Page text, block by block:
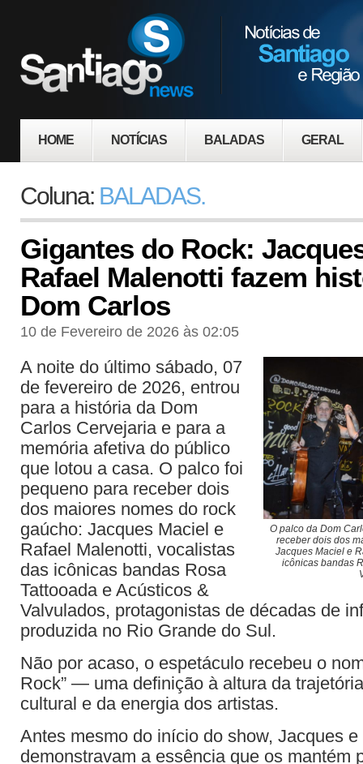
HOME NOTÍCIAS BALADAS GERAL
Coluna: BALADAS.
Gigantes do Rock:
Rafael Malenotti fazem
Dom Carlos
10 de Fevereiro de 2026 às 02:05
O palco da Dom
receber dois dos
Jacques Maciel e
icônicas bandas
A noite do último sábado, 07
de fevereiro de 2026, entrou
para a história da Dom
Carlos Cervejaria e para a
memória afetiva do público
que lotou a casa. O palco foi
pequeno para receber dois
dos maiores nomes do rock
gaúcho: Jacques Maciel e
Rafael Malenotti, vocalistas
das icônicas bandas Rosa
Tattooada e Acústicos &
Valvulados, protagonistas de décadas de
produzida no Rio Grande do Sul.
Não por acaso, o espetáculo recebeu o
Rock” — uma definição à altura da
cultural e da energia dos artistas.
Antes mesmo do início do show, Jacques
demonstravam a essência que os mantém